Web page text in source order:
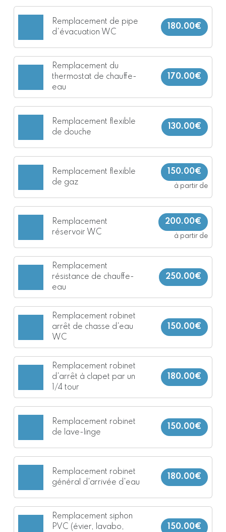
Remplacement de pipe
d'évacuation WC
180.00€
Remplacement du
thermostat de chauffe-
eau
170.00€
Remplacement flexible
de douche
130.00€
Remplacement flexible
de gaz
150.00€
à partir de
Remplacement
réservoir WC
200.00€
à partir de
Remplacement
résistance de chauffe-
eau
250.00€
Remplacement robinet
arrêt de chasse d'eau
WC
150.00€
Remplacement robinet
d'arrêt à clapet par un
1/4 tour
180.00€
Remplacement robinet
de lave-linge
150.00€
Remplacement robinet
général d'arrivée d'eau
180.00€
Remplacement siphon
PVC (évier, lavabo,
150.00€